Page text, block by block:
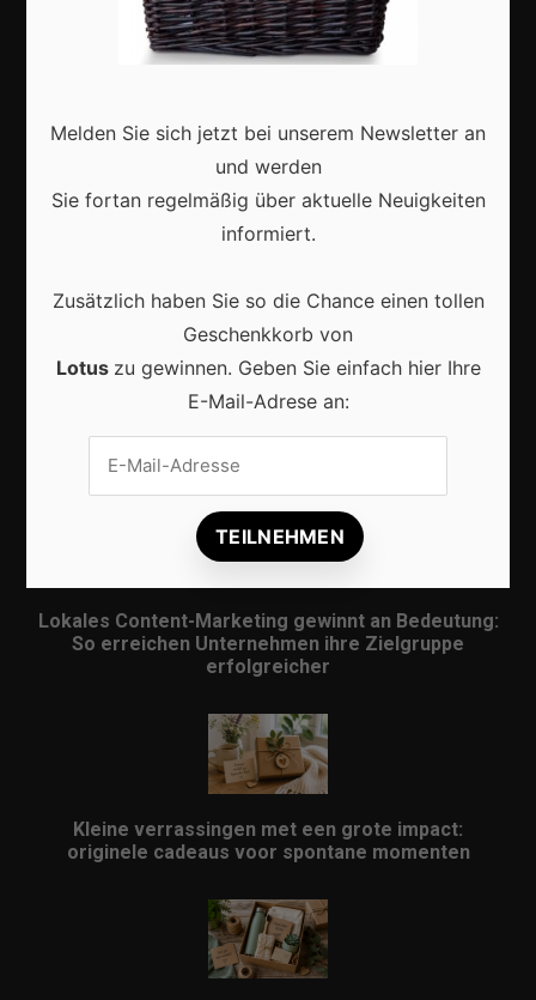
Webshops
Lokale Suchmaschinenoptimierung bleibt der
Schlüssel für mehr regionale Kunden
Lokales Content-Marketing gewinnt an Bedeutung:
So erreichen Unternehmen ihre Zielgruppe
erfolgreicher
Kleine verrassingen met een grote impact:
originele cadeaus voor spontane momenten
Melden Sie sich jetzt bei unserem Newsletter an
und werden
Sie fortan regelmäßig über aktuelle Neuigkeiten
informiert.
Zusätzlich haben Sie so die Chance einen tollen
Geschenkkorb von
Lotus zu gewinnen. Geben Sie einfach hier Ihre
E-Mail-Adrese an: